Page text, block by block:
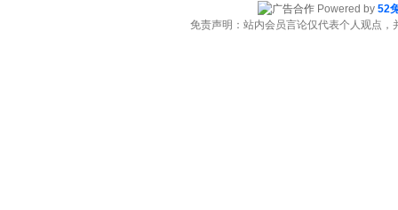
Powered by 52
免责声明：站内会员言论仅代表个人观点